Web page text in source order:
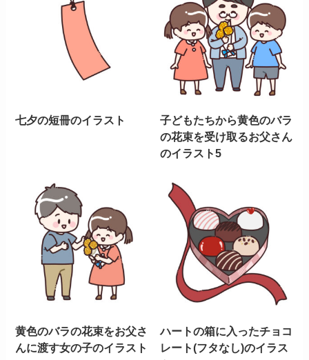
七夕の短冊のイラスト
子どもたちから黄色のバラ
の花束を受け取るお父さん
のイラスト5
黄色のバラの花束をお父さ
んに渡す女の子のイラスト
ハートの箱に入ったチョコ
レート(フタなし)のイラス